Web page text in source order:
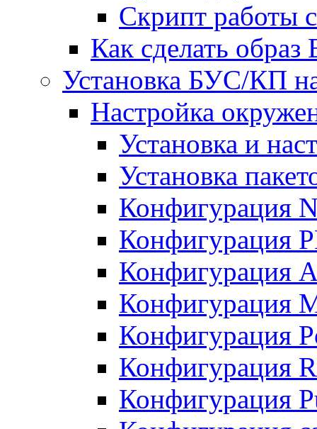
Скрипт работы
Как сделать
Установка БУС/КП
Настройка
Установка и
Установка
Конфигурация
Конфигурация
Конфигурация
Конфигурация
Конфигурация
Конфигурация
Конфигурация